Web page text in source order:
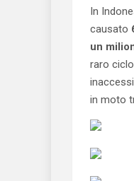
In
causato
un
raro
in moto